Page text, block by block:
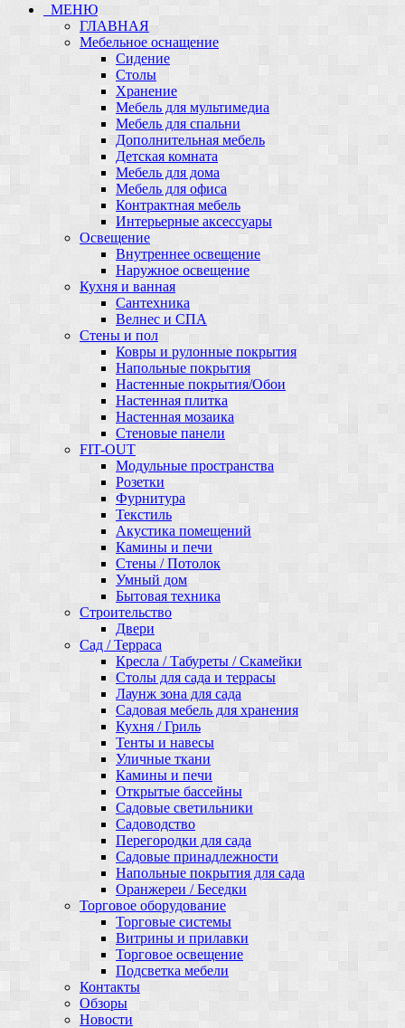
МЕНЮ
ГЛАВНАЯ
Мебельное оснащение
Сидение
Столы
Хранение
Мебель для мультимедиа
Мебель для спальни
Дополнительная мебель
Детская комната
Мебель для дома
Мебель для офиса
Контрактная мебель
Интерьерные аксессуары
Освещение
Внутреннее освещение
Наружное освещение
Кухня и ванная
Сантехника
Велнес и СПА
Стены и пол
Ковры и рулонные покрытия
Напольные покрытия
Настенные покрытия/Обои
Настенная плитка
Настенная мозаика
Стеновые панели
FIT-OUT
Модульные пространства
Розетки
Фурнитура
Текстиль
Акустика помещений
Камины и печи
Стены / Потолок
Умный дом
Бытовая техника
Строительство
Двери
Сад / Терраса
Кресла / Табуреты / Скамейки
Столы для сада и террасы
Лаунж зона для сада
Садовая мебель для хранения
Кухня / Гриль
Тенты и навесы
Уличные ткани
Камины и печи
Открытые бассейны
Садовые светильники
Садоводство
Перегородки для сада
Садовые принадлежности
Напольные покрытия для сада
Оранжереи / Беседки
Торговое оборудование
Торговые системы
Витрины и прилавки
Торговое освещение
Подсветка мебели
Контакты
Обзоры
Новости